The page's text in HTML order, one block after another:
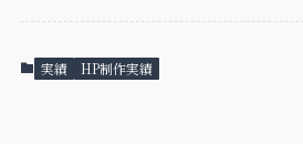
実績 HP制作実績